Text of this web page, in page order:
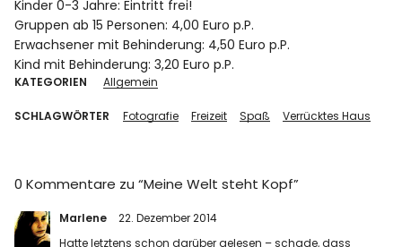
Kinder 0-3 Jahre: Eintritt frei!
Gruppen ab 15 Personen: 4,00 Euro p.P.
Erwachsener mit Behinderung: 4,50 Euro p.P.
Kind mit Behinderung: 3,20 Euro p.P.
KATEGORIEN Allgemein
SCHLAGWÖRTER Fotografie Freizeit Spaß Verrücktes Haus
0 Kommentare zu “Meine Welt steht Kopf”
Marlene
22. Dezember 2014
Hatte letztens schon darüber gelesen – schade, dass